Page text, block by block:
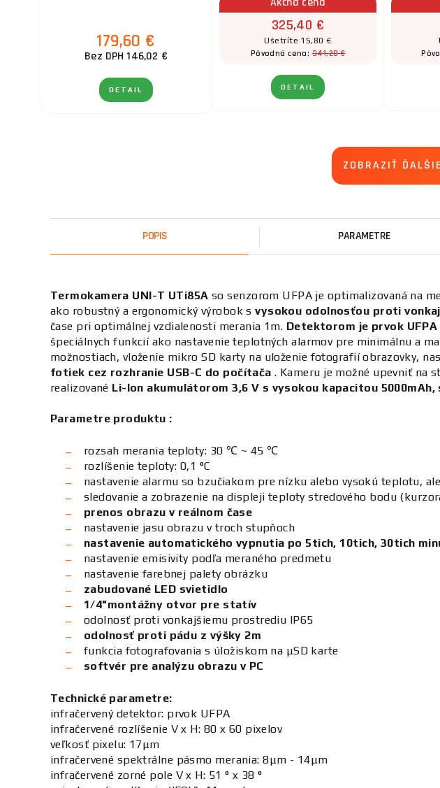
179,60 €
Bez DPH 146,02 €
DETAIL
325,40 €
Ušetríte 15,80 €
Pôvodná cena:341,20 €
DETAIL
ZOBRAZIŤ
POPIS PARAMETRE
Termokamera UNI-T UTi85A so senzorom UFPA je optimalizovaná na
ako robustný a ergonomický výrobok svysokou odolnosťou proti
čase pri optimálnej vzdialenosti merania 1m. Detektorom je prvok
špeciálnych funkcií ako nastavenie teplotných alarmov pre minimálnu a
možnostiach, vloženie mikro SD karty na uloženie fotografií obrazovky,
fotiek cez rozhranie USB-C do počítača . Kameru je možné upevniť na
realizované Li-Ion akumulátorom 3,6 V s vysokou kapacitou
Parametre produktu :
rozsah merania teploty: 30 ℃ ~ 45 ℃
rozlíšenie teploty: 0,1 °C
nastavenie alarmu so bzučiakom pre nízku alebo vysokú teplotu,
sledovanie a zobrazenie na displeji teploty stredového bodu
prenos obrazu v reálnom čase
nastavenie jasu obrazu v troch stupňoch
nastavenie automatického vypnutia po 5tich, 10tich, 30tich
nastavenie emisivity podľa meraného predmetu
nastavenie farebnej palety obrázku
zabudované LED svietidlo
1/4"montážny otvor pre statív
odolnosť proti vonkajšiemu prostrediu IP65
odolnosť proti pádu z výšky 2m
funkcia fotografovania s úložiskom na μSD karte
softvér pre analýzu obrazu v PC
Technické parametre:
infračervený detektor: prvok UFPA
infračervené rozlíšenie V x H: 80 x 60 pixelov
veľkosť pixelu: 17μm
infračervené spektrálne pásmo merania: 8μm - 14μm
infračervené zorné pole V x H: 51 ° x 38 °